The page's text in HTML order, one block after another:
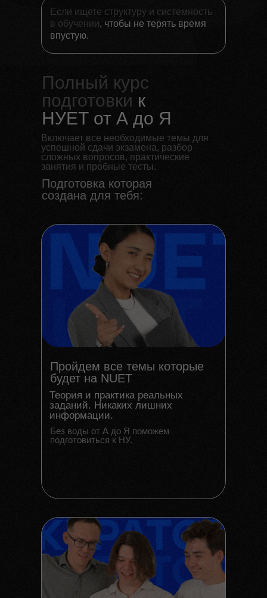
Если ищете структуру и системность
в обучении, чтобы не терять время
впустую.
Без воды от А до Я поможем
подготовиться к НУ.
Подготовка которая
создана для тебя:
Полный курс
подготовки к
НУЕТ от А до Я
Включает все необходимые темы для
успешной сдачи экзамена, разбор
сложных вопросов, практические
занятия и пробные тесты.
Пройдем все темы которые
будет на NUET
Теория и практика реальных
заданий. Никаких лишних
информации.